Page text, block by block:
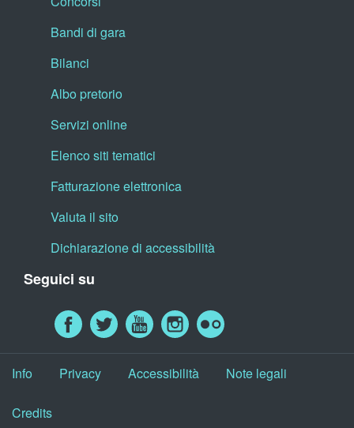
Bandi di gara
Bilanci
Albo pretorio
Servizi online
Elenco siti tematici
Fatturazione elettronica
Valuta il sito
Dichiarazione di accessibilità
Seguici su
Info Privacy Accessibilità Note legali
Credits